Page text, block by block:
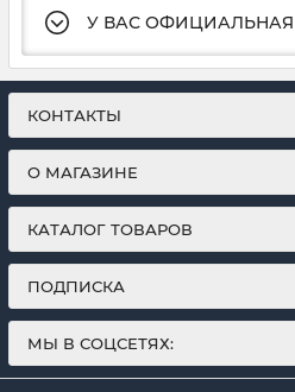
У ВАС
КОНТАКТЫ
О МАГАЗИНЕ
КАТАЛОГ ТОВАРОВ
ПОДПИСКА
МЫ В СОЦСЕТЯХ: